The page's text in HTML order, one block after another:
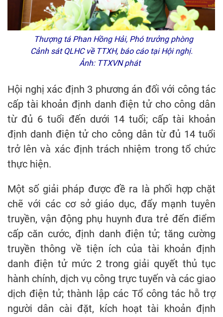
Thượng tá Phan Hồng Hải, Phó trưởng phòng
Cảnh sát QLHC về TTXH, báo cáo tại Hội nghị.
Ảnh: TTXVN phát
Hội nghị xác định 3 phương án đối với công tác
cấp tài khoản định danh điện tử cho công dân
từ đủ 6 tuổi đến dưới 14 tuổi; cấp tài khoản
định danh điện tử cho công dân từ đủ 14 tuổi
trở lên và xác định trách nhiệm trong tổ chức
thực hiện.
Một số giải pháp được đề ra là phối hợp chặt
chẽ với các cơ sở giáo dục, đẩy mạnh tuyên
truyền, vận động phụ huynh đưa trẻ đến điểm
cấp căn cước, định danh điện tử; tăng cường
truyền thông về tiện ích của tài khoản định
danh điện tử mức 2 trong giải quyết thủ tục
hành chính, dịch vụ công trực tuyến và các giao
dịch điện tử; thành lập các Tổ công tác hỗ trợ
người dân cài đặt, kích hoạt tài khoản định